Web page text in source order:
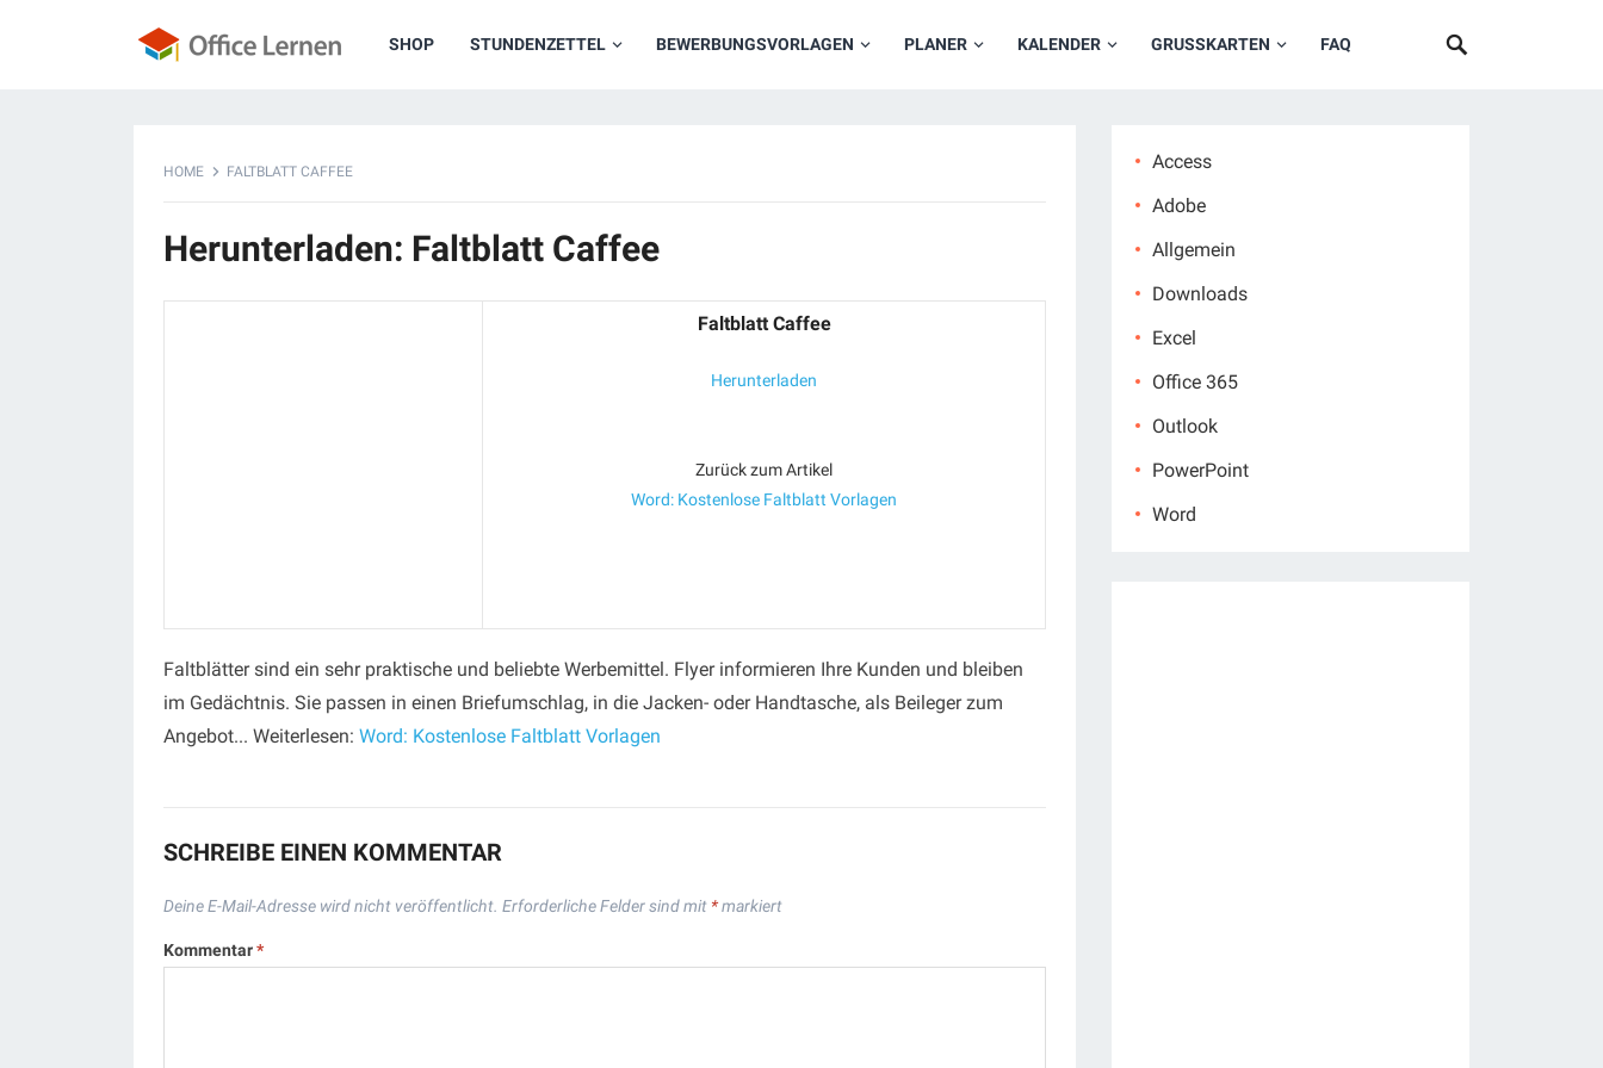
SHOP STUNDENZETTEL BEWERBUNGSVORLAGEN PLANER KALENDER GRUSSKARTEN FAQ
HOME FALTBLATT CAFFEE
Herunterladen: Faltblatt Caffee
Faltblatt Caffee
Herunterladen
Zurück zum Artikel
Word: Kostenlose Faltblatt Vorlagen
Faltblätter sind ein sehr praktische und beliebte Werbemittel. Flyer informieren Ihre Kunden und bleiben
im Gedächtnis. Sie passen in einen Briefumschlag, in die Jacken- oder Handtasche, als Beileger zum
Angebot... Weiterlesen: Word: Kostenlose Faltblatt Vorlagen
SCHREIBE EINEN KOMMENTAR
Deine E-Mail-Adresse wird nicht veröffentlicht. Erforderliche Felder sind mit *markiert
Kommentar*
Access
Adobe
Allgemein
Downloads
Excel
Office 365
Outlook
PowerPoint
Word